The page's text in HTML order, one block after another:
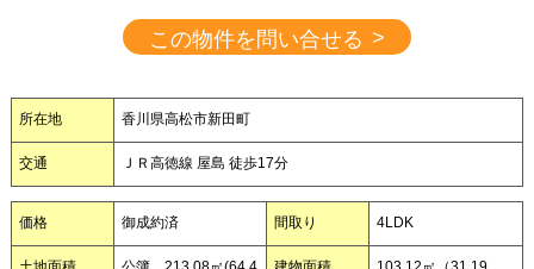
この物件を問い合せる >
所在地 香川県高松市新田町
交通 ＪＲ高徳線 屋島 徒歩17分
価格 御成約済 間取り 4LDK